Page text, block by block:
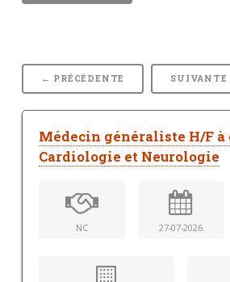
← PRÉCÉDENTE SUIVANTE
Médecin généraliste H/F
Cardiologie et Neurologie
NC 27-07-2026